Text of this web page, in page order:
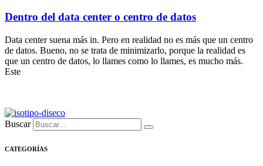
Dentro del data center o centro de datos
Data center suena más in. Pero en realidad no es más que un centro
de datos. Bueno, no se trata de minimizarlo, porque la realidad es
que un centro de datos, lo llames como lo llames, es mucho más.
Este
Buscar
CATEGORÍAS